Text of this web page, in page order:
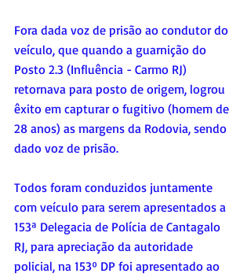
Fora dada voz de prisão ao condutor do
veículo, que quando a guarnição do
Posto 2.3 (Influência - Carmo RJ)
retornava para posto de origem, logrou
êxito em capturar o fugitivo (homem de
28 anos) as margens da Rodovia, sendo
dado voz de prisão.
Todos foram conduzidos juntamente
com veículo para serem apresentados a
153ª Delegacia de Polícia de Cantagalo
RJ, para apreciação da autoridade
policial, na 153º DP foi apresentado ao